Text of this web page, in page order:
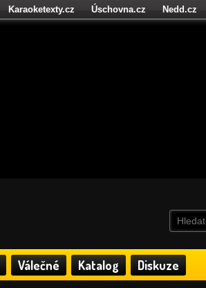
Válečné Katalog Diskuze
Karaoketexty.cz Úschovna.cz
Nedd.cz